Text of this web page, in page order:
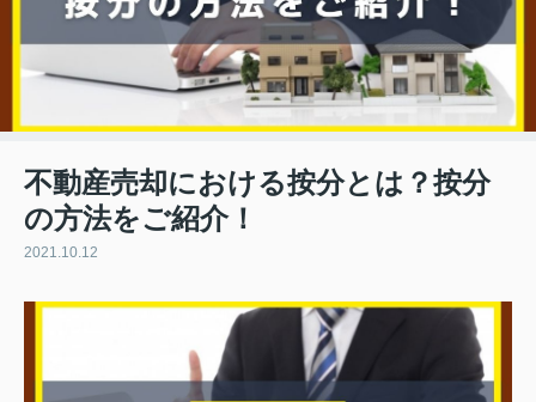
不動産売却における按分とは？按分
の方法をご紹介！
2021.10.12